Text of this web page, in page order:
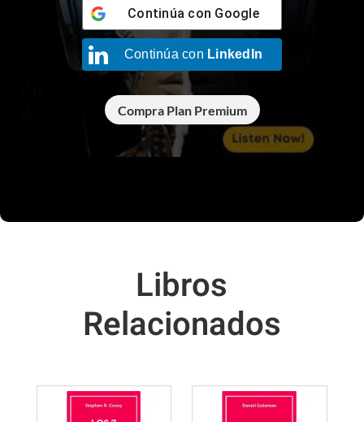
Continúa con Google
Continúa con LinkedIn
Compra Plan Premium
Libros
Relacionados